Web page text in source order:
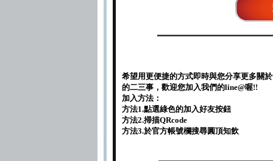
希望用更便捷的方式即時與您分享更多關
的二三事，歡迎您加入我們的line@喔!!
加入方法：
方法1.點選綠色的加入好友按鈕
方法2.掃描QRcode
方法3.於官方帳號欄搜尋圓頂知飲